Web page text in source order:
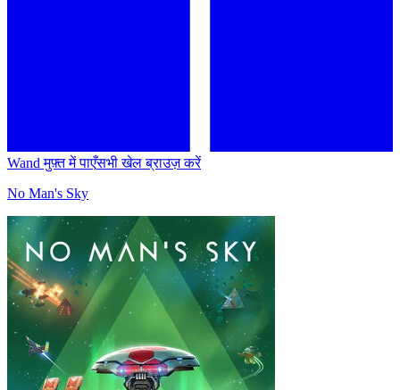
Wand मुफ़्त में पाएँसभी खेल ब्राउज़ करें
No Man's Sky